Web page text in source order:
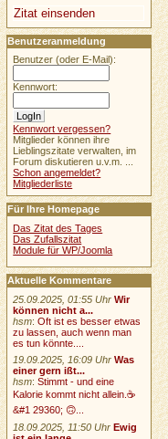
Zitat einsenden
Benutzeranmeldung
Benutzer (oder E-Mail):
Kennwort:
Kennwort vergessen?
Mitglieder können ihre
Lieblingszitate verwalten, im
Forum diskutieren u.v.m. ...
Schon angemeldet?
Mitgliederliste
Für Ihre Homepage
Das Zitat des Tages
Das Zufallszitat
Module für WP/Joomla
Aktuelle Kommentare
25.09.2025, 01:55 Uhr Wir
können nicht a...
hsm:Oft ist es besser etwas
zu lassen, auch wenn man
es tun könnte....
19.09.2025, 16:09 Uhr Was
einer gern ißt...
hsm:Stimmt - und eine
Kalorie kommt nicht allein.☕
&#1 29360; 🙃...
18.09.2025, 11:50 Uhr Ewig